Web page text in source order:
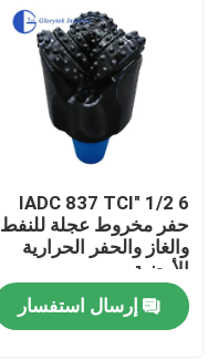
معلومات عنا
جولة في المعمل
رقابة جودة
أخبار
حالات
6 1/2 "IADC 837 TCI
حفر مخروط عجلة للنفط
والغاز والحفر الحرارية
الأرضية
إرسال استفسار